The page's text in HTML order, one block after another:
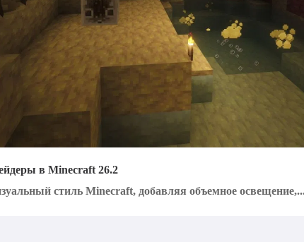
в Minecraft 26.2
стиль Minecraft, добавляя объемное